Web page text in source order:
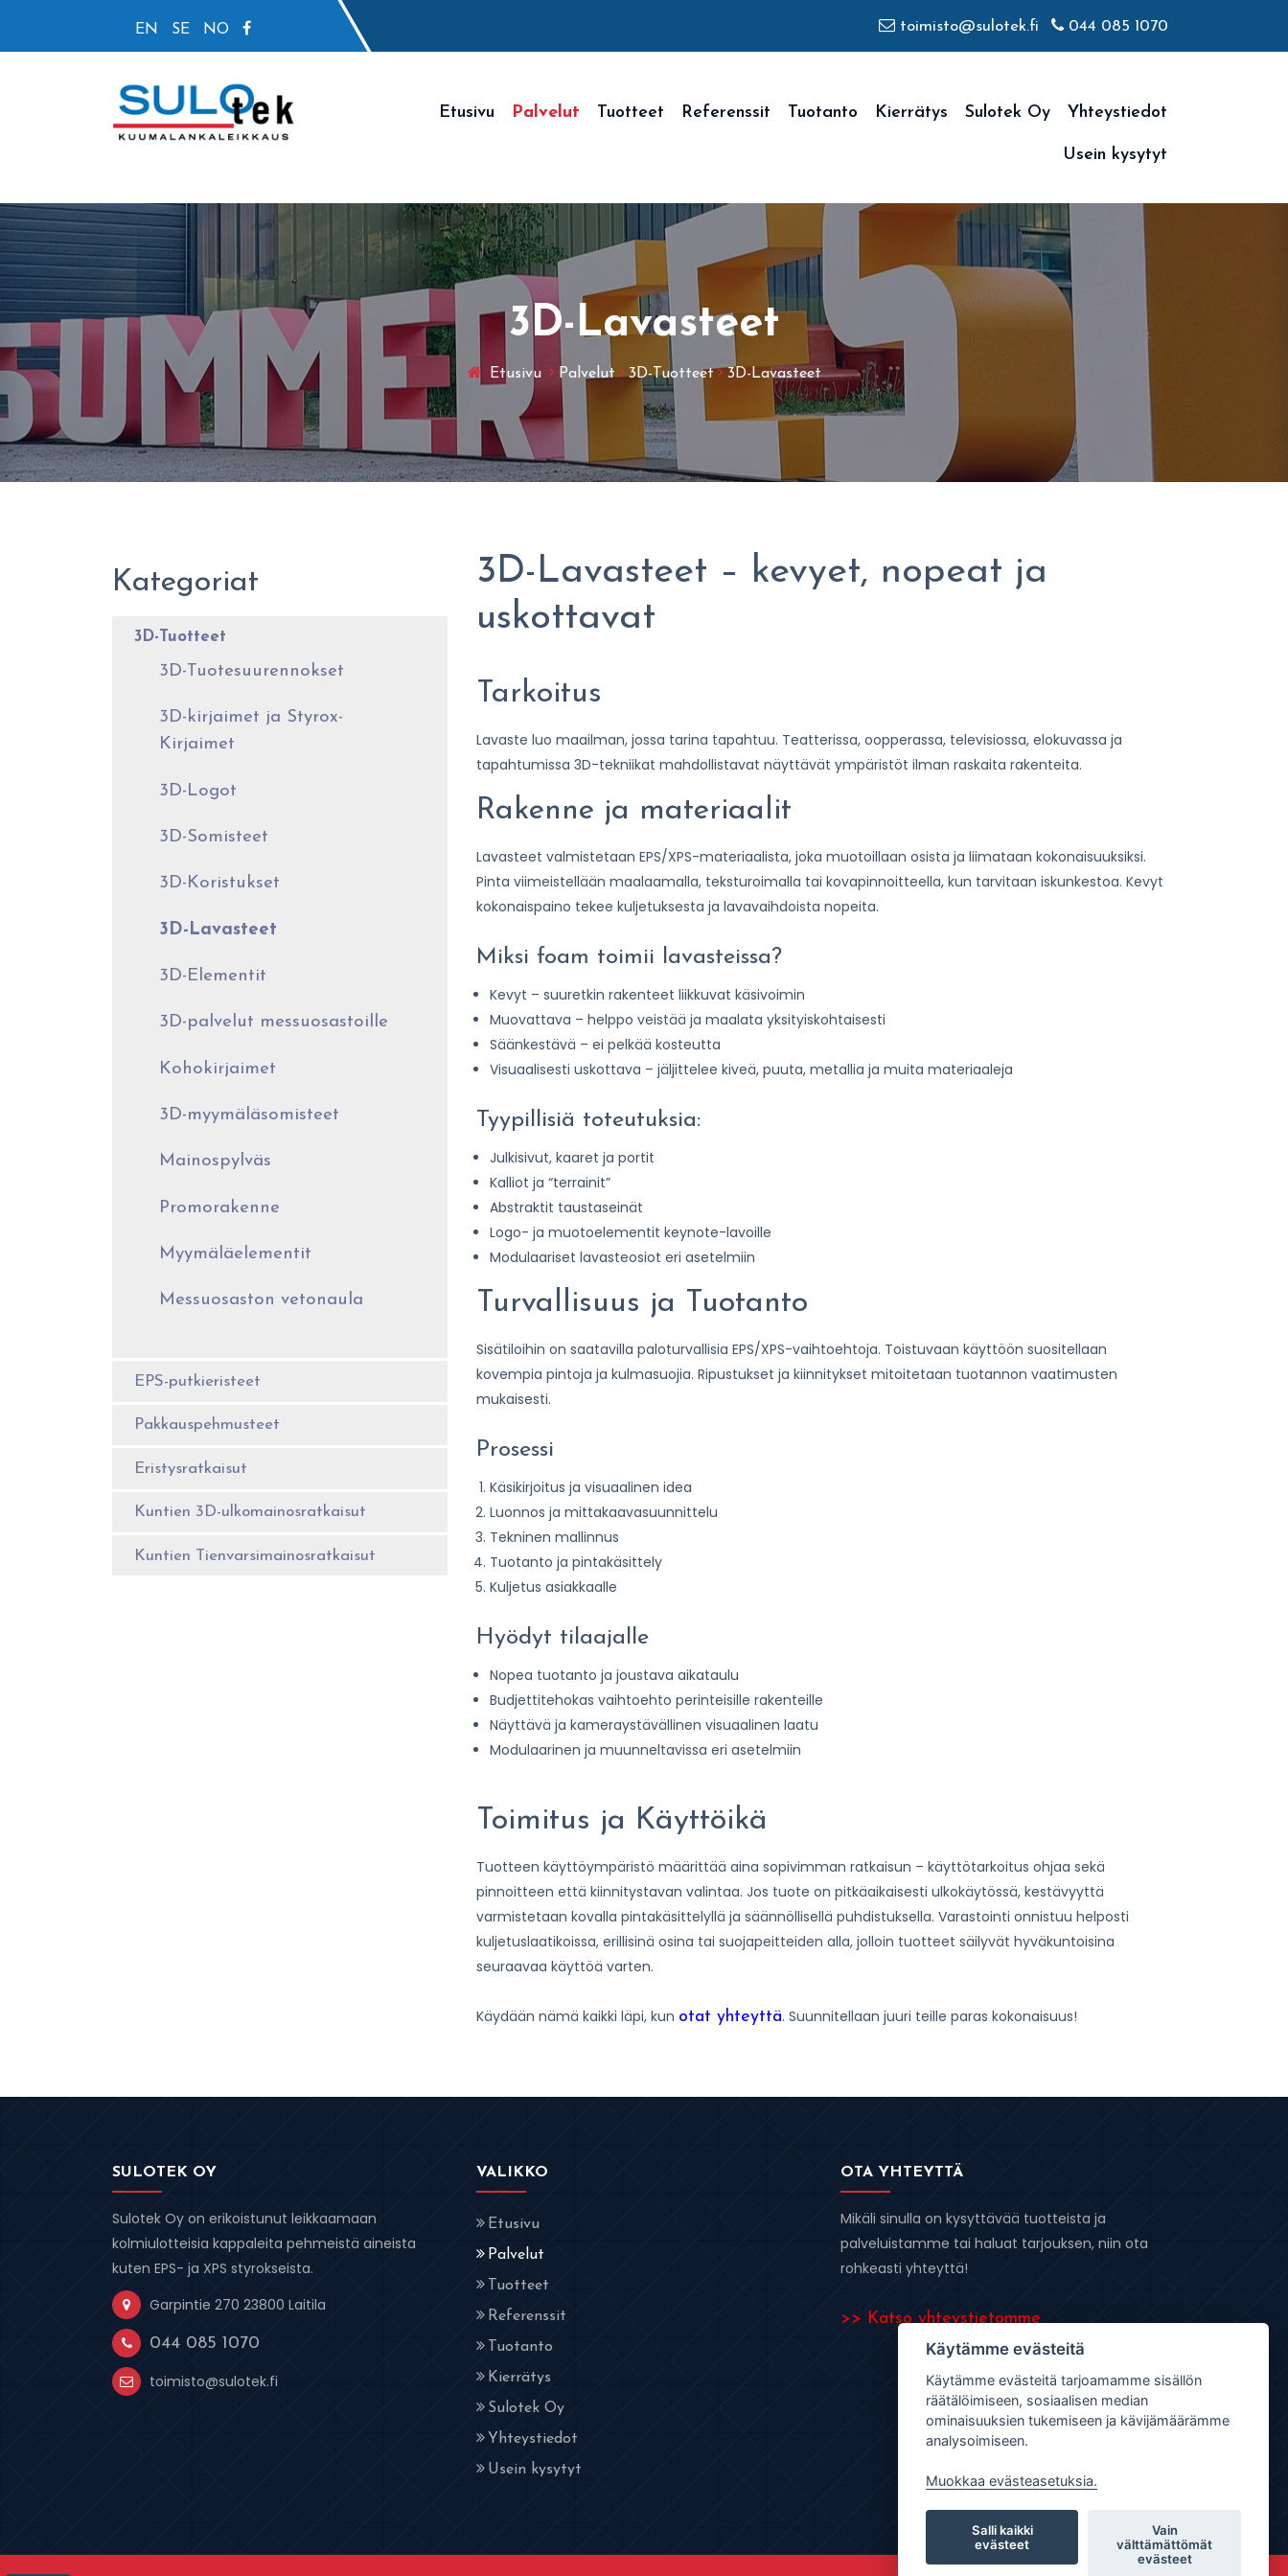
EN SE NO toimisto@sulotek.fi 044 085 1070
Etusivu Palvelut Tuotteet Referenssit Tuotanto Kierrätys Sulotek Oy Yhteystiedot
Usein kysytyt
3D-Lavasteet
Etusivu Palvelut 3D-Tuotteet 3D-Lavasteet
Kategoriat
3D-Tuotteet
3D-Tuotesuurennokset
3D-kirjaimet ja Styrox-
Kirjaimet
3D-Logot
3D-Somisteet
3D-Koristukset
3D-Lavasteet
3D-Elementit
3D-palvelut messuosastoille
Kohokirjaimet
3D-myymäläsomisteet
Mainospylväs
Promorakenne
Myymäläelementit
Messuosaston vetonaula
EPS-putkieristeet
Pakkauspehmusteet
Eristysratkaisut
Kuntien 3D-ulkomainosratkaisut
Kuntien Tienvarsimainosratkaisut
3D-Lavasteet – kevyet, nopeat ja
uskottavat
Tarkoitus
Lavaste luo maailman, jossa tarina tapahtuu. Teatterissa, oopperassa, televisiossa, elokuvassa ja
tapahtumissa 3D-tekniikat mahdollistavat näyttävät ympäristöt ilman raskaita rakenteita.
Rakenne ja materiaalit
Lavasteet valmistetaan EPS/XPS-materiaalista, joka muotoillaan osista ja liimataan kokonaisuuksiksi.
Pinta viimeistellään maalaamalla, teksturoimalla tai kovapinnoitteella, kun tarvitaan iskunkestoa. Kevyt
kokonaispaino tekee kuljetuksesta ja lavavaihdoista nopeita.
Miksi foam toimii lavasteissa?
Kevyt – suuretkin rakenteet liikkuvat käsivoimin
Muovattava – helppo veistää ja maalata yksityiskohtaisesti
Säänkestävä – ei pelkää kosteutta
Visuaalisesti uskottava – jäljittelee kiveä, puuta, metallia ja muita materiaaleja
Tyypillisiä toteutuksia:
Julkisivut, kaaret ja portit
Kalliot ja “terrainit”
Abstraktit taustaseinät
Logo- ja muotoelementit keynote-lavoille
Modulaariset lavasteosiot eri asetelmiin
Turvallisuus ja Tuotanto
Sisätiloihin on saatavilla paloturvallisia EPS/XPS-vaihtoehtoja. Toistuvaan käyttöön suositellaan
kovempia pintoja ja kulmasuojia. Ripustukset ja kiinnitykset mitoitetaan tuotannon vaatimusten
mukaisesti.
Prosessi
Käsikirjoitus ja visuaalinen idea
Luonnos ja mittakaavasuunnittelu
Tekninen mallinnus
Tuotanto ja pintakäsittely
Kuljetus asiakkaalle
Hyödyt tilaajalle
Nopea tuotanto ja joustava aikataulu
Budjettitehokas vaihtoehto perinteisille rakenteille
Näyttävä ja kameraystävällinen visuaalinen laatu
Modulaarinen ja muunneltavissa eri asetelmiin
Toimitus ja Käyttöikä
Tuotteen käyttöympäristö määrittää aina sopivimman ratkaisun – käyttötarkoitus ohjaa sekä
pinnoitteen että kiinnitystavan valintaa. Jos tuote on pitkäaikaisesti ulkokäytössä, kestävyyttä
varmistetaan kovalla pintakäsittelyllä ja säännöllisellä puhdistuksella. Varastointi onnistuu helposti
kuljetuslaatikoissa, erillisinä osina tai suojapeitteiden alla, jolloin tuotteet säilyvät hyväkuntoisina
seuraavaa käyttöä varten.
Käydään nämä kaikki läpi, kun otat yhteyttä. Suunnitellaan juuri teille paras kokonaisuus!
SULOTEK OY
Sulotek Oy on erikoistunut leikkaamaan
kolmiulotteisia kappaleita pehmeistä aineista
kuten EPS- ja XPS styrokseista.
Garpintie 270 23800 Laitila
044 085 1070
toimisto@sulotek.fi
VALIKKO
Etusivu
Palvelut
Tuotteet
Referenssit
Tuotanto
Kierrätys
Sulotek Oy
Yhteystiedot
Usein kysytyt
OTA YHTEYTTÄ
Mikäli sinulla on kysyttävää tuotteista ja
palveluistamme tai haluat tarjouksen, niin ota
rohkeasti yhteyttä!
>> Katso yhteystietomme
Käytämme evästeitä
Käytämme evästeitä tarjoamamme sisällön
räätälöimiseen, sosiaalisen median
ominaisuuksien tukemiseen ja kävijämäärämme
analysoimiseen.
Muokkaa evästeasetuksia.
Salli kaikki
evästeet
Vain
välttämättömät
evästeet